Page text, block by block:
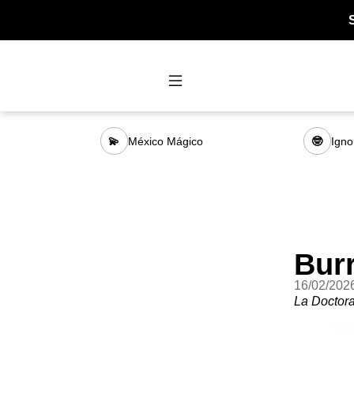
💫 México Mágico 🤓
16/02/
La